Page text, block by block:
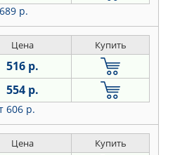
р.
Цена Купить
516 р.
554 р.
606 р.
Цена Купить